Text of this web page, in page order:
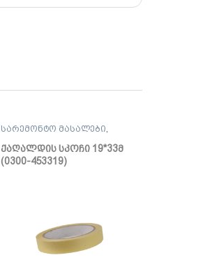
სარემონტო მასალები,
ქაღალდის სკოჩი 19*33მ
(0300-453319)